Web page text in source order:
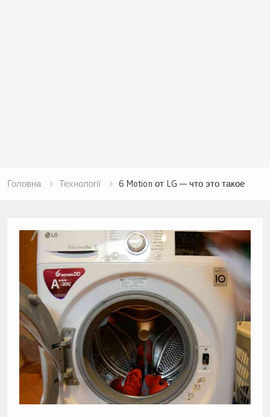
Головна Технології 6 Motion от LG — что это такое